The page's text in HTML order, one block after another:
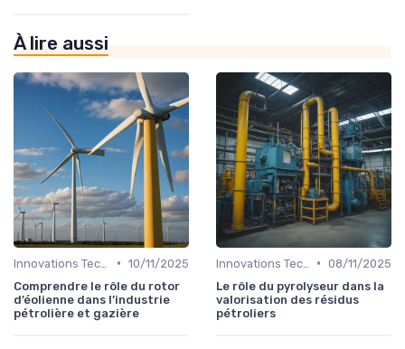
À lire aussi
• 10/11/2025
Comprendre le rôle du rotor
d’éolienne dans l’industrie
pétrolière et gazière
• 08/11/2025
Le rôle du pyrolyseur dans la
valorisation des résidus
pétroliers